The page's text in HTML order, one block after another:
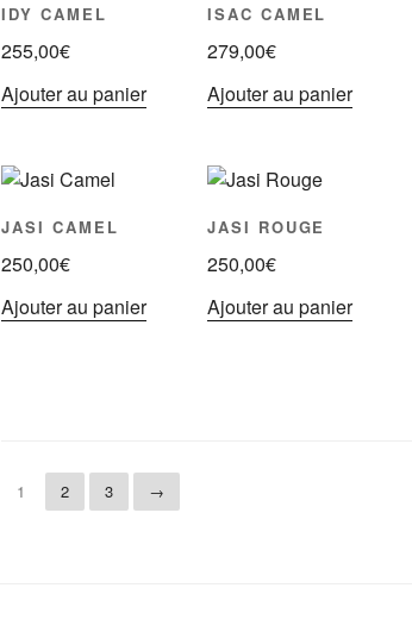
IDY CAMEL
255,00€
Ajouter au panier
ISAC CAMEL
279,00€
Ajouter au panier
JASI CAMEL
250,00€
Ajouter au panier
JASI ROUGE
250,00€
Ajouter au panier
1 2 3 →